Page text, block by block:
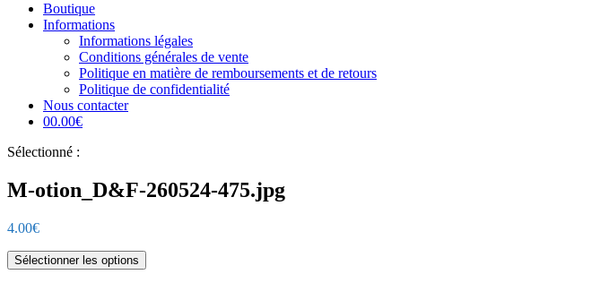
Boutique
Informations
Informations légales
Conditions générales de vente
Politique en matière de remboursements et de retours
Politique de confidentialité
Nous contacter
00.00€
Sélectionné :
M-otion_D&F-260524-475.jpg
4.00€
Sélectionner les options